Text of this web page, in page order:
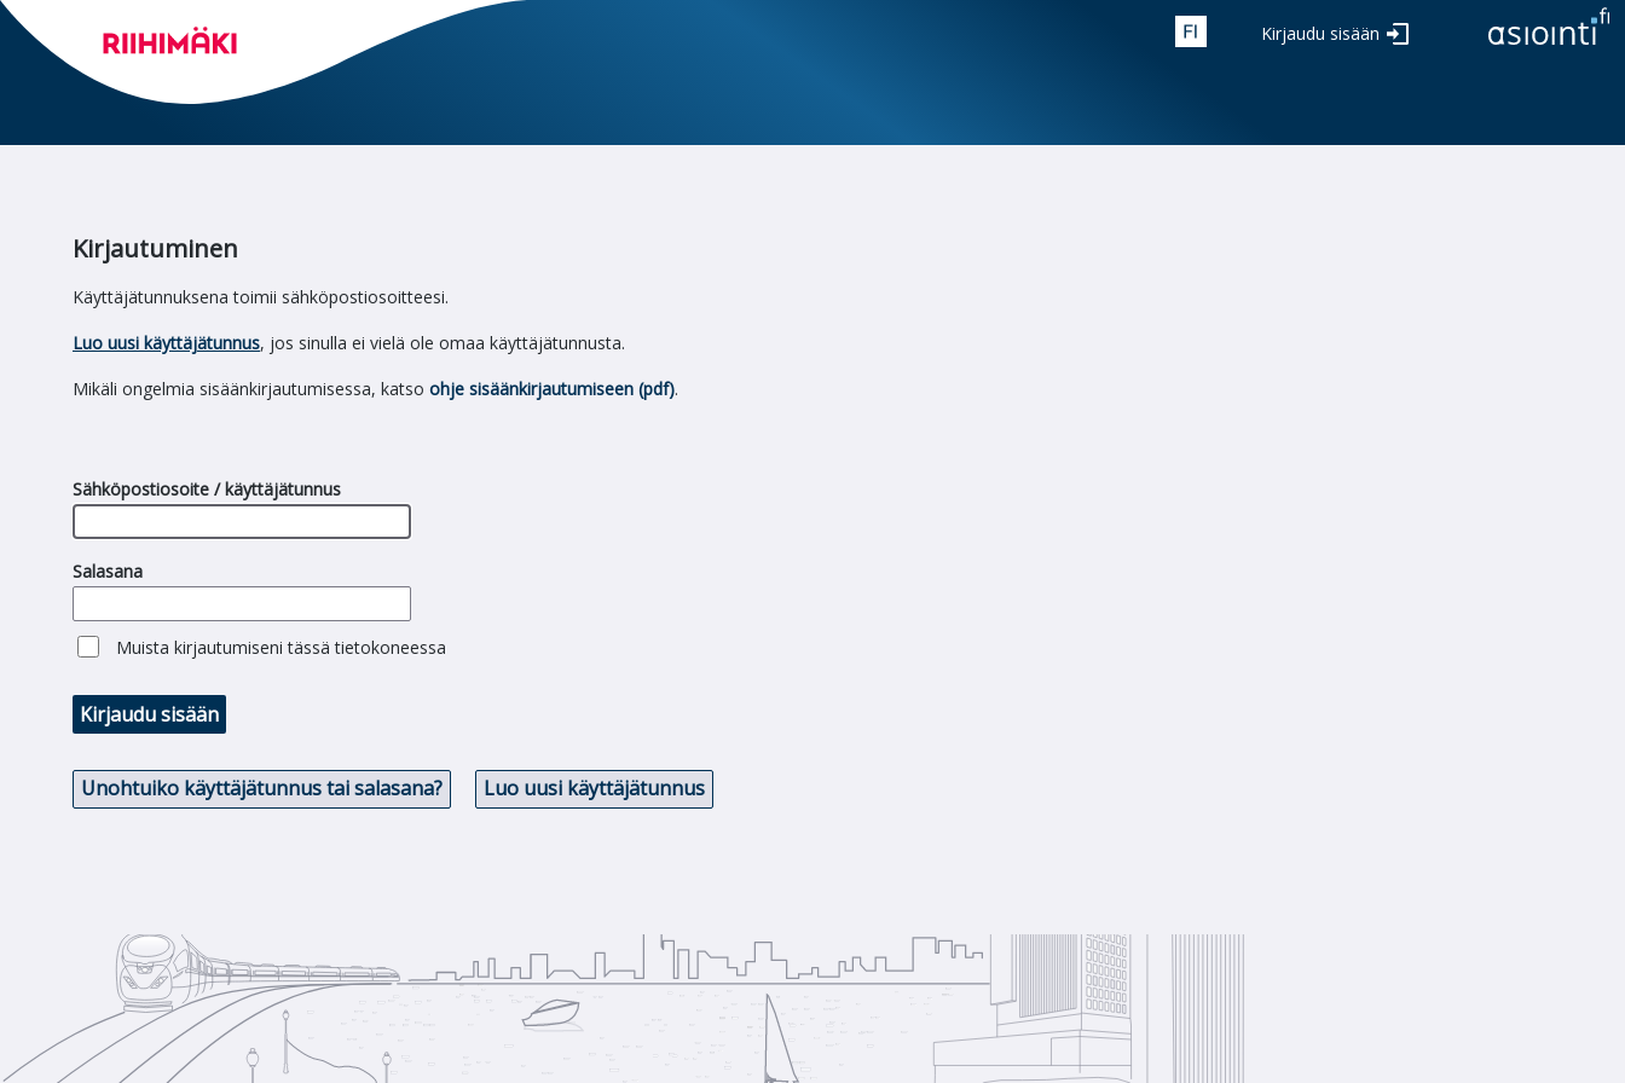
Kirjaudu sisään
Kirjautuminen
Käyttäjätunnuksena toimii sähköpostiosoitteesi.
Luo uusi käyttäjätunnus, jos sinulla ei vielä ole omaa käyttäjätunnusta.
Mikäli ongelmia sisäänkirjautumisessa, katso ohje sisäänkirjautumiseen (pdf).
Sähköpostiosoite / käyttäjätunnus
Salasana
Muista kirjautumiseni tässä tietokoneessa
Kirjaudu sisään
Unohtuiko käyttäjätunnus tai salasana? Luo uusi käyttäjätunnus